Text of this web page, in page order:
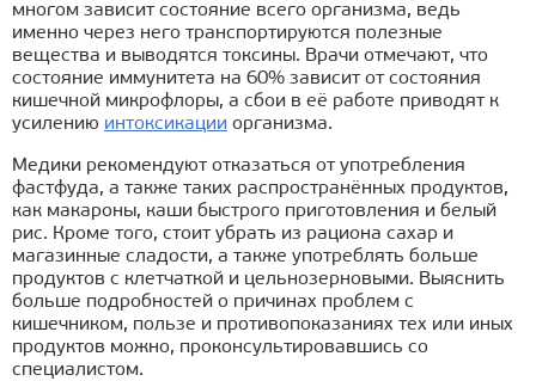
многом зависит состояние всего организма, ведь
именно через него транспортируются полезные
вещества и выводятся токсины. Врачи отмечают, что
состояние иммунитета на 60% зависит от состояния
кишечной микрофлоры, а сбои в её работе приводят к
усилению интоксикации организма.
Медики рекомендуют отказаться от употребления
фастфуда, а также таких распространённых продуктов,
как макароны, каши быстрого приготовления и белый
рис. Кроме того, стоит убрать из рациона сахар и
магазинные сладости, а также употреблять больше
продуктов с клетчаткой и цельнозерновыми. Выяснить
больше подробностей о причинах проблем с
кишечником, пользе и противопоказаниях тех или иных
продуктов можно, проконсультировавшись со
специалистом.